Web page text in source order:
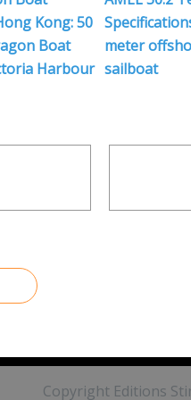
Kong: 50
Boat
Harbour
meter
sailboat
Copyright Editions